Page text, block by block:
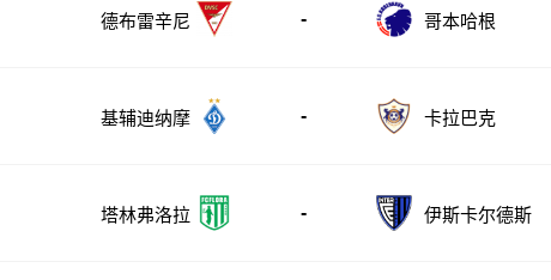
德布雷辛尼 - 哥本哈根
基辅迪纳摩 - 卡拉巴克
塔林弗洛拉 - 伊斯卡尔德斯